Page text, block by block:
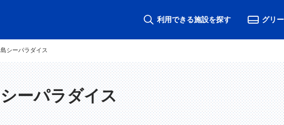
利用できる施設を探す グリ
シーパラダイス
ーパラダイス